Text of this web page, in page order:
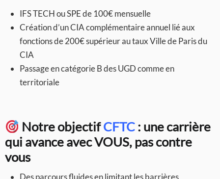
IFS TECH ou SPE de 100€ mensuelle
Création d’un CIA complémentaire annuel lié aux
fonctions de 200€ supérieur au taux Ville de Paris du
CIA
Passage en catégorie B des UGD comme en
territoriale
Notre objectifCFTC : une carrière
qui avance avec VOUS, pas contre
vous
Des parcours fluides en limitant les barrières